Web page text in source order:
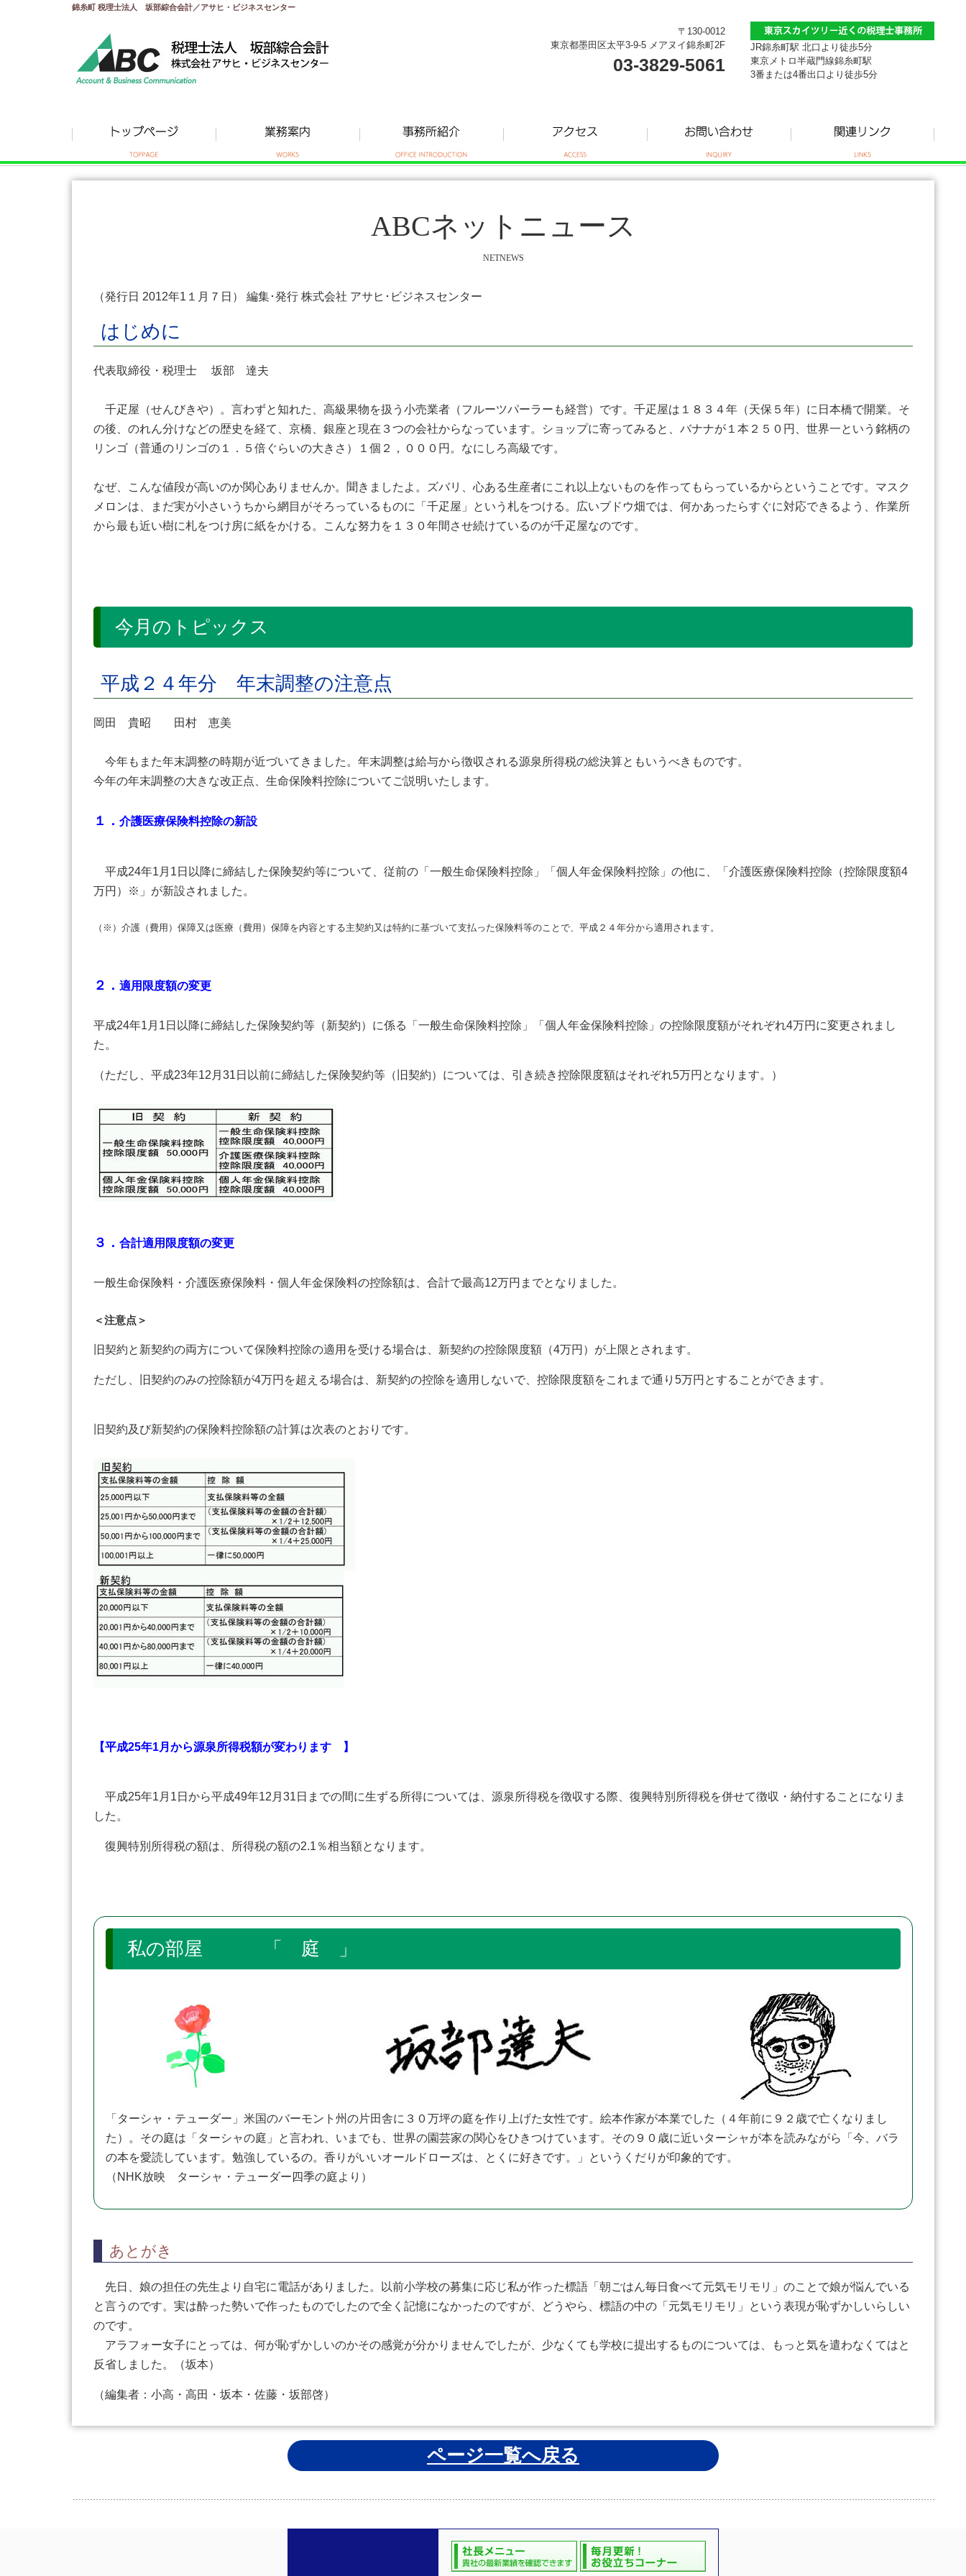
錦糸町 税理士法人 坂部綜合会計／アサヒ・ビジネスセンター
〒130-0012
東京都墨田区太平3-9-5 メアヌイ錦糸町2F
03-3829-5061
JR錦糸町駅 北口より徒歩5分
東京メトロ半蔵門線錦糸町駅
3番または4番出口より徒歩5分
ABCネットニュース
NETNEWS
（発行日 2012年1１月７日） 編集･発行 株式会社 アサヒ･ビジネスセンター
はじめに
代表取締役・税理士 坂部 達夫
千疋屋（せんびきや）。言わずと知れた、高級果物を扱う小売業者（フルーツパーラーも経営）です。千疋屋は１８３４年（天保５年）に日本橋で開業。そ
の後、のれん分けなどの歴史を経て、京橋、銀座と現在３つの会社からなっています。ショップに寄ってみると、バナナが１本２５０円、世界一という銘柄の
リンゴ（普通のリンゴの１．５倍ぐらいの大きさ）１個２，０００円。なにしろ高級です。
なぜ、こんな値段が高いのか関心ありませんか。聞きましたよ。ズバリ、心ある生産者にこれ以上ないものを作ってもらっているからということです。マスク
メロンは、まだ実が小さいうちから網目がそろっているものに「千疋屋」という札をつける。広いブドウ畑では、何かあったらすぐに対応できるよう、作業所
から最も近い樹に札をつけ房に紙をかける。こんな努力を１３０年間させ続けているのが千疋屋なのです。
今月のトピックス
平成２４年分 年末調整の注意点
岡田 貴昭 田村 恵美
今年もまた年末調整の時期が近づいてきました。年末調整は給与から徴収される源泉所得税の総決算ともいうべきものです。
今年の年末調整の大きな改正点、生命保険料控除についてご説明いたします。
１． 介護医療保険料控除の新設
平成24年1月1日以降に締結した保険契約等について、従前の「一般生命保険料控除」「個人年金保険料控除」の他に、「介護医療保険料控除（控除限度額4
万円）※」が新設されました。
（※）介護（費用）保障又は医療（費用）保障を内容とする主契約又は特約に基づいて支払った保険料等のことで、平成２４年分から適用されます。
２． 適用限度額の変更
平成24年1月1日以降に締結した保険契約等（新契約）に係る「一般生命保険料控除」「個人年金保険料控除」の控除限度額がそれぞれ4万円に変更されまし
た。
（ただし、平成23年12月31日以前に締結した保険契約等（旧契約）については、引き続き控除限度額はそれぞれ5万円となります。）
３． 合計適用限度額の変更
一般生命保険料・介護医療保険料・個人年金保険料の控除額は、合計で最高12万円までとなりました。
＜注意点＞
旧契約と新契約の両方について保険料控除の適用を受ける場合は、新契約の控除限度額（4万円）が上限とされます。
ただし、旧契約のみの控除額が4万円を超える場合は、新契約の控除を適用しないで、控除限度額をこれまで通り5万円とすることができます。
旧契約及び新契約の保険料控除額の計算は次表のとおりです。
【平成25年1月から源泉所得税額が変わります 】
平成25年1月1日から平成49年12月31日までの間に生ずる所得については、源泉所得税を徴収する際、復興特別所得税を併せて徴収・納付することになりま
した。
復興特別所得税の額は、所得税の額の2.1％相当額となります。
私の部屋 「 庭 」
「ターシャ・テューダー」米国のバーモント州の片田舎に３０万坪の庭を作り上げた女性です。絵本作家が本業でした（４年前に９２歳で亡くなりまし
た）。その庭は「ターシャの庭」と言われ、いまでも、世界の園芸家の関心をひきつけています。その９０歳に近いターシャが本を読みながら「今、バラ
の本を愛読しています。勉強しているの。香りがいいオールドローズは、とくに好きです。」というくだりが印象的です。
（NHK放映 ターシャ・テューダー四季の庭より）
あとがき
先日、娘の担任の先生より自宅に電話がありました。以前小学校の募集に応じ私が作った標語「朝ごはん毎日食べて元気モリモリ」のことで娘が悩んでいる
と言うのです。実は酔った勢いで作ったものでしたので全く記憶になかったのですが、どうやら、標語の中の「元気モリモリ」という表現が恥ずかしいらしい
のです。
アラフォー女子にとっては、何が恥ずかしいのかその感覚が分かりませんでしたが、少なくても学校に提出するものについては、もっと気を遣わなくてはと
反省しました。（坂本）
（編集者：小高・高田・坂本・佐藤・坂部啓）
ページ一覧へ戻る